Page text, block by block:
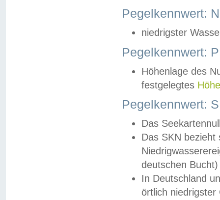
Pegelkennwert:
niedrigster
Pegelkennwert:
Höhenlage des
festgelegtes
Pegelkennwert:
Das
Das SKN
deutschen
In Deutschland
örtlich